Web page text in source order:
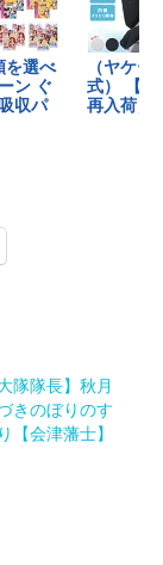
隊隊長】秋月
きのぼりのす
【会津藩士】